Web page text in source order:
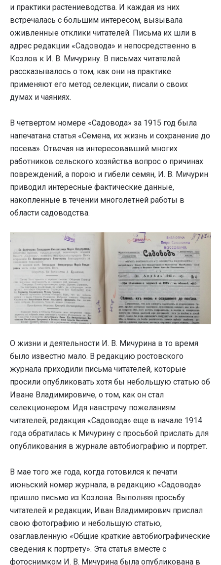
и практики растениеводства. И каждая из них
встречалась с большим интересом, вызывала
оживленные отклики читателей. Письма их шли в
адрес редакции «Садовода» и непосредственно в
Козлов к И. В. Мичурину. В письмах читателей
рассказывалось о том, как они на практике
применяют его метод селекции, писали о своих
думах и чаяниях.
В четвертом номере «Садовода» за 1915 год была
напечатана статья «Семена, их жизнь и сохранение до
посева». Отвечая на интересовавший многих
работников сельского хозяйства вопрос о причинах
повреждений, а порою и гибели семян, И. В. Мичурин
приводил интересные фактические данные,
накопленные в течении многолетней работы в
области садоводства.
О жизни и деятельности И. В. Мичурина в то время
было известно мало. В редакцию ростовского
журнала приходили письма читателей, которые
просили опубликовать хотя бы небольшую статью об
Иване Владимировиче, о том, как он стал
селекционером. Идя навстречу пожеланиям
читателей, редакция «Садовода» еще в начале 1914
года обратилась к Мичурину с просьбой прислать для
опубликования в журнале автобиографию и портрет.
В мае того же года, когда готовился к печати
июньский номер журнала, в редакцию «Садовода»
пришло письмо из Козлова. Выполняя просьбу
читателей и редакции, Иван Владимирович прислал
свою фотографию и небольшую статью,
озаглавленную «Общие краткие автобиографические
сведения к портрету». Эта статья вместе с
фотоснимком И. В. Мичурина была опубликована в